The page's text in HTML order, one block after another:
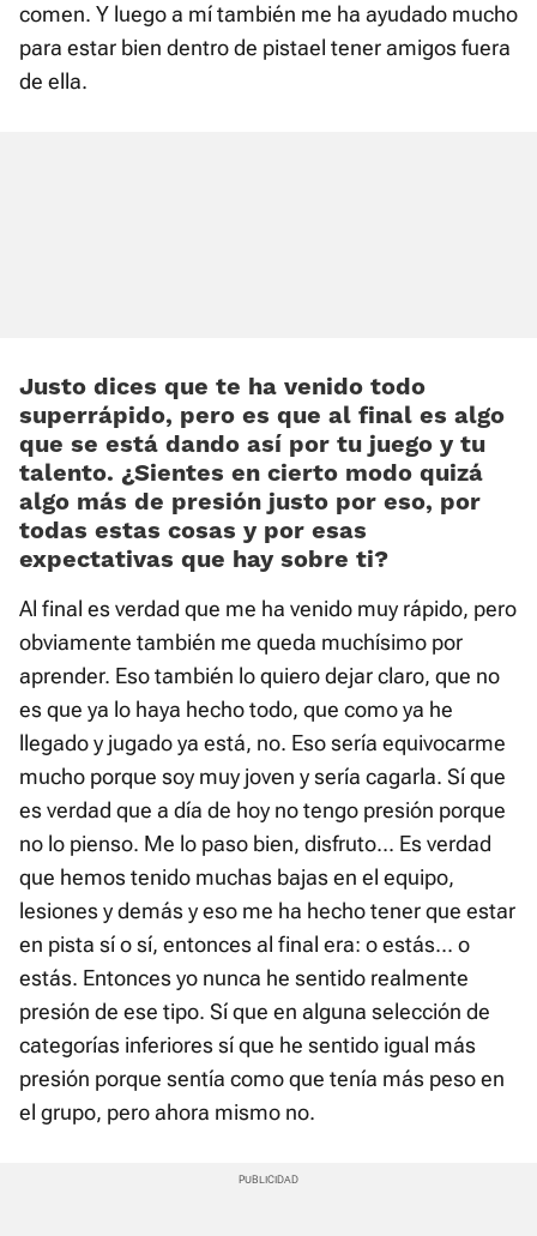
comen. Y luego a mí también me ha ayudado mucho
para estar bien dentro de pistael tener amigos fuera
de ella.
Justo dices que te ha venido todo
superrápido, pero es que al final es algo
que se está dando así por tu juego y tu
talento. ¿Sientes en cierto modo quizá
algo más de presión justo por eso, por
todas estas cosas y por esas
expectativas que hay sobre ti?
Al final es verdad que me ha venido muy rápido, pero
obviamente también me queda muchísimo por
aprender. Eso también lo quiero dejar claro, que no
es que ya lo haya hecho todo, que como ya he
llegado y jugado ya está, no. Eso sería equivocarme
mucho porque soy muy joven y sería cagarla. Sí que
es verdad que a día de hoy no tengo presión porque
no lo pienso. Me lo paso bien, disfruto... Es verdad
que hemos tenido muchas bajas en el equipo,
lesiones y demás y eso me ha hecho tener que estar
en pista sí o sí, entonces al final era: o estás... o
estás. Entonces yo nunca he sentido realmente
presión de ese tipo. Sí que en alguna selección de
categorías inferiores sí que he sentido igual más
presión porque sentía como que tenía más peso en
el grupo, pero ahora mismo no.